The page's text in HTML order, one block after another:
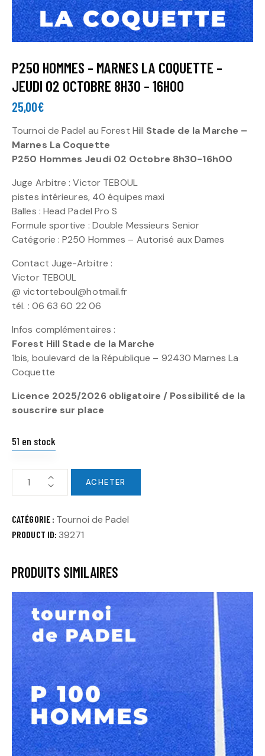
P250 HOMMES – MARNES LA COQUETTE –
JEUDI 02 OCTOBRE 8H30 – 16H00
25,00€
Tournoi de Padel au Forest Hill Stade de la Marche –
Marnes La Coquette
P250 Hommes Jeudi 02 Octobre 8h30-16h00
Juge Arbitre : Victor TEBOUL
pistes intérieures, 40 équipes maxi
Balles : Head Padel Pro S
Formule sportive : Double Messieurs Senior
Catégorie : P250 Hommes – Autorisé aux Dames
Contact Juge-Arbitre :
Victor TEBOUL
@ victorteboul@hotmail.fr
tél. : 06 63 60 22 06
Infos complémentaires :
Forest Hill Stade de la Marche
1bis, boulevard de la République – 92430 Marnes La
Coquette
Licence 2025/2026 obligatoire / Possibilité de la
souscrire sur place
51 en stock
ACHETER
CATÉGORIE : Tournoi de Padel
PRODUCT ID: 39271
PRODUITS SIMILAIRES